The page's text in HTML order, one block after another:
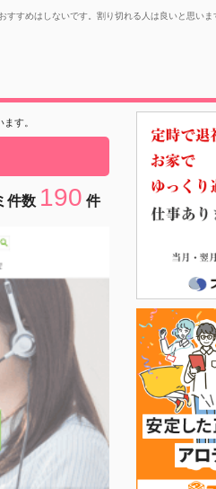
おすすめはしないです。割り切れる人は良いと思い
す。
件数 190 件